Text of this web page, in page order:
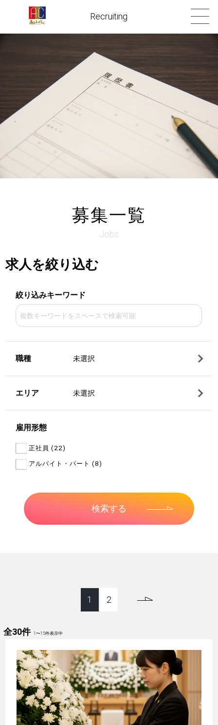
Recruiting
募集一覧
Jobs
求人を絞り込む
絞り込みキーワード
職種 未選択
エリア 未選択
雇用形態
正社員 (22)
アルバイト・パート (8)
1 2
全30件 1〜15件表示中